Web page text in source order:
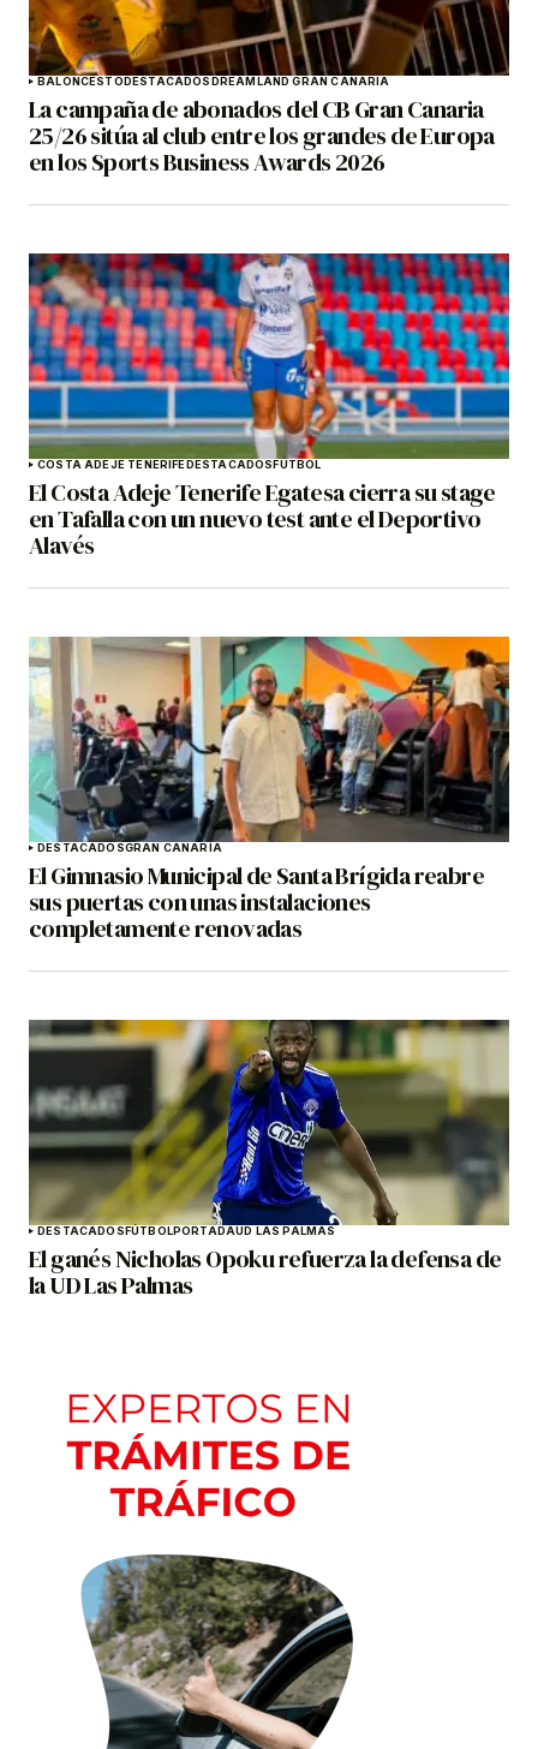
BALONCESTODESTACADOSDREAMLAND GRAN CANARIA
La campaña de abonados del CB Gran Canaria
25/26 sitúa al club entre los grandes de Europa
en los Sports Business Awards 2026
COSTA ADEJE TENERIFEDESTACADOSFÚTBOL
El Costa Adeje Tenerife Egatesa cierra su stage
en Tafalla con un nuevo test ante el Deportivo
Alavés
DESTACADOSGRAN CANARIA
El Gimnasio Municipal de Santa Brígida reabre
sus puertas con unas instalaciones
completamente renovadas
DESTACADOSFÚTBOLPORTADAUD LAS PALMAS
El ganés Nicholas Opoku refuerza la defensa de
la UD Las Palmas